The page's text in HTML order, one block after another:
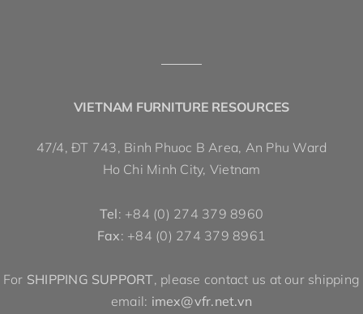
VIETNAM FURNITURE RESOURCES
47/4, ĐT 743, Binh Phuoc B Area, An Phu Ward
Ho Chi Minh City, Vietnam
Tel: +84 (0) 274 379 8960
Fax: +84 (0) 274 379 8961
For SHIPPING SUPPORT, please contact us at our shipping
email: imex@vfr.net.vn